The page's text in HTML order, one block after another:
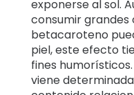
exponerse al sol.
consumir grandes
betacaroteno
piel, este efecto
fines
viene